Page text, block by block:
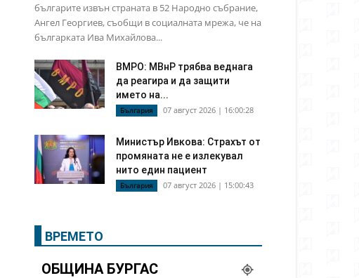
българите извън страната в 52 Народно събрание,
Ангел Георгиев, съобщи в социалната мрежа, че на
българката Ива Михайлова...
ВМРО: МВнР трябва веднага
да реагира и да защити
името на...
България 07 август 2026 | 16:00:28
Министър Ивкова: Страхът от
промяната не е излекувал
нито един пациент
България 07 август 2026 | 15:00:43
ВРЕМЕТО
ОБЩИНА БУРГАС